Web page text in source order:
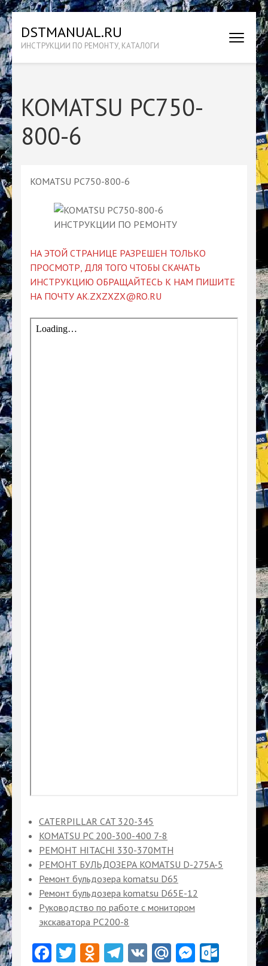
Перейти
к
содержимому
(нажмите
Enter)
DSTMANUAL.RU
ИНСТРУКЦИИ ПО РЕМОНТУ, КАТАЛОГИ
KOMATSU PC750-
800-6
KOMATSU PC750-800-6
НА ЭТОЙ СТРАНИЦЕ РАЗРЕШЕН ТОЛЬКО
ПРОСМОТР, ДЛЯ ТОГО ЧТОБЫ СКАЧАТЬ
ИНСТРУКЦИЮ ОБРАЩАЙТЕСЬ К НАМ ПИШИТЕ
НА ПОЧТУ AK.ZXZXZX@RO.RU
CATERPILLAR CAT 320-345
KOMATSU PC 200-300-400 7-8
РЕМОНТ HITACHI 330-370MTH
РЕМОНТ БУЛЬДОЗЕРА KOMATSU D-275A-5
Ремонт бульдозера komatsu D65
Ремонт бульдозера komatsu D65Е-12
Руководство по работе с монитором
экскаватора PC200-8
Facebook
Twitter
Odnoklassniki
Telegram
VK Mail.Ru